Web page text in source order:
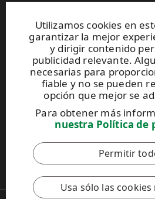
Utilizamos cookies en
garantizar la mejor
y dirigir contenido
publicidad relevante.
necesarias para
fiable y no se pueden
opción que mejor se
Para obtener más
nuestra Política de
Permitir
Usa sólo las cookies
UPM Raflatac Graphics Solutions
UPM Raflatac Office Products
UPM Raflatac Industrial Removables
Contactos
Este sitio está protegido por
Política de privacidad y los
Código de Conducta de UPM